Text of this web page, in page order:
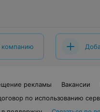
компанию
рекламы Вакансии
по использованию